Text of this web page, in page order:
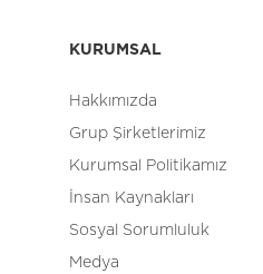
KURUMSAL
Hakkımızda
Grup Şirketlerimiz
Kurumsal Politikamız
İnsan Kaynakları
Sosyal Sorumluluk
Medya